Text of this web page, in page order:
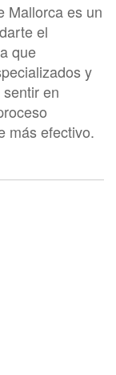
Mallorca es un
el
que
y
en
más efectivo.